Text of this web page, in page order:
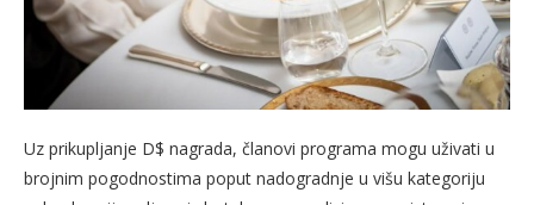
Uz prikupljanje D$ nagrada, članovi programa mogu uživati u
brojnim pogodnostima poput nadogradnje u višu kategoriju